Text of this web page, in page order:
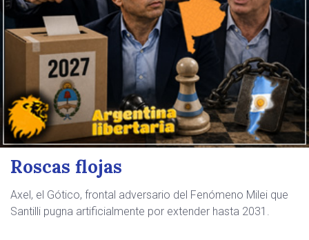
Roscas flojas
Axel, el Gótico, frontal adversario del Fenómeno Milei que
Santilli pugna artificialmente por extender hasta 2031.